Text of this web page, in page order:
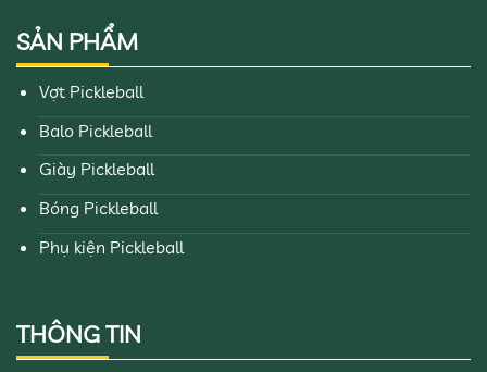
SẢN PHẨM
Vợt Pickleball
Balo Pickleball
Giày Pickleball
Bóng Pickleball
Phụ kiện Pickleball
THÔNG TIN